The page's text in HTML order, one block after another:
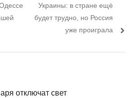
пост:
Украины: в стране ещё
будет трудно, но Россия
уже проиграла
отключат свет